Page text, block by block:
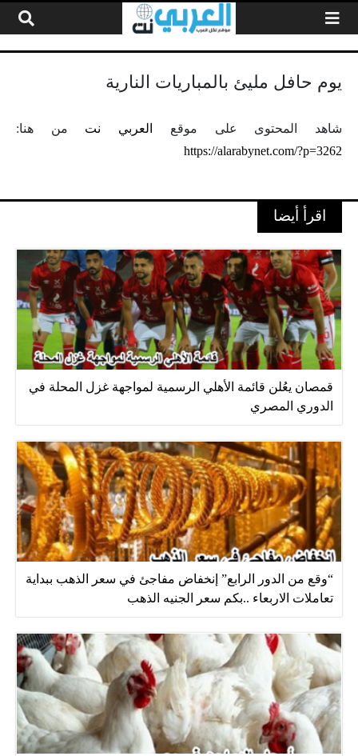
يوم حافل مليئ بالمباريات النارية
شاهد المحتوى على موقع العربي نت من هنا:
https://alarabynet.com/?p=3262
اقرأ أيضا
قمصان يعُلن قائمة الأهلي الرسمية لمواجهة غزل المحلة في
الدوري المصري
“وقع من الدور الرابع” إنخفاض مفاجئ في سعر الذهب ببداية
تعاملات الاربعاء ..بكم سعر الجنيه الذهب